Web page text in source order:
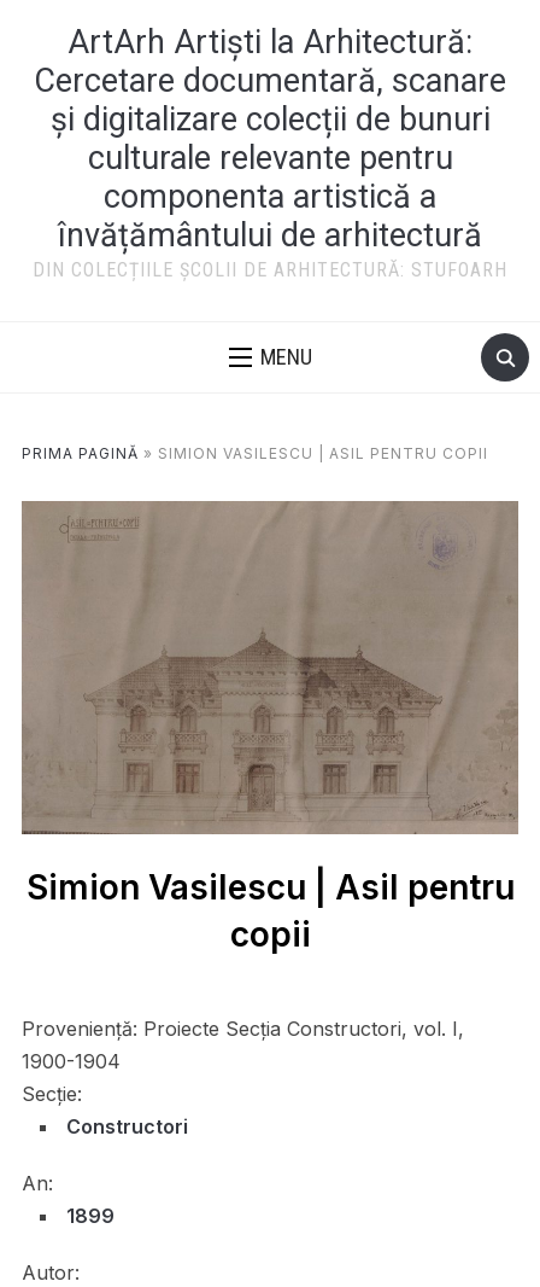
ArtArh Artiști la Arhitectură:
Cercetare documentară, scanare
și digitalizare colecții de bunuri
culturale relevante pentru
componenta artistică a
învățământului de arhitectură
DIN COLECȚIILE ȘCOLII DE ARHITECTURĂ: STUFOARH
MENU
PRIMA PAGINĂ » SIMION VASILESCU | ASIL PENTRU COPII
Simion Vasilescu | Asil pentru
copii
Proveniență: Proiecte Secţia Constructori, vol. I,
1900-1904
Secție:
Constructori
An:
1899
Autor: